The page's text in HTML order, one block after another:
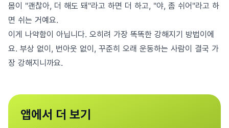
몸이 "괜찮아, 더 해도 돼"라고 하면 더 하고, "야, 좀 쉬어"라고 하
면 쉬는 거예요.
이게 나약함이 아닙니다. 오히려 가장 똑똑한 강해지기 방법이에
요. 부상 없이, 번아웃 없이, 꾸준히 오래 운동하는 사람이 결국 가
장 강해지니까요.
앱에서 더 보기